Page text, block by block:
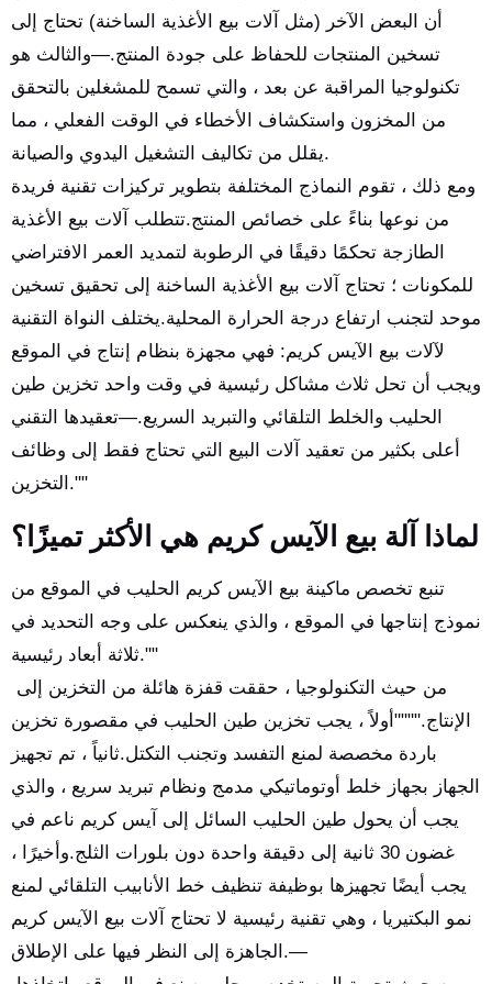
أن البعض الآخر (مثل آلات بيع الأغذية الساخنة) تحتاج إلى
تسخين المنتجات للحفاظ على جودة المنتج.—والثالث هو
تكنولوجيا المراقبة عن بعد ، والتي تسمح للمشغلين بالتحقق
من المخزون واستكشاف الأخطاء في الوقت الفعلي ، مما
يقلل من تكاليف التشغيل اليدوي والصيانة.
ومع ذلك ، تقوم النماذج المختلفة بتطوير تركيزات تقنية فريدة
من نوعها بناءً على خصائص المنتج.تتطلب آلات بيع الأغذية
الطازجة تحكمًا دقيقًا في الرطوبة لتمديد العمر الافتراضي
للمكونات ؛ تحتاج آلات بيع الأغذية الساخنة إلى تحقيق تسخين
موحد لتجنب ارتفاع درجة الحرارة المحلية.يختلف النواة التقنية
لآلات بيع الآيس كريم: فهي مجهزة بنظام إنتاج في الموقع
ويجب أن تحل ثلاث مشاكل رئيسية في وقت واحد تخزين طين
الحليب والخلط التلقائي والتبريد السريع.—تعقيدها التقني
أعلى بكثير من تعقيد آلات البيع التي تحتاج فقط إلى وظائف
التخزين.""
لماذا آلة بيع الآيس كريم هي الأكثر تميزًا؟
تنبع تخصص ماكينة بيع الآيس كريم الحليب في الموقع من
نموذج إنتاجها في الموقع ، والذي ينعكس على وجه التحديد في
ثلاثة أبعاد رئيسية.""
الإنتاج.""""أولاً ، يجب تخزين طين الحليب في مقصورة تخزين
باردة مخصصة لمنع التفسد وتجنب التكتل.ثانياً ، تم تجهيز
الجهاز بجهاز خلط أوتوماتيكي مدمج ونظام تبريد سريع ، والذي
يجب أن يحول طين الحليب السائل إلى آيس كريم ناعم في
غضون 30 ثانية إلى دقيقة واحدة دون بلورات الثلج.وأخيرًا ،
يجب أيضًا تجهيزها بوظيفة تنظيف خط الأنابيب التلقائي لمنع
نمو البكتيريا ، وهي تقنية رئيسية لا تحتاج آلات بيع الآيس كريم
الجاهزة إلى النظر فيها على الإطلاق.—